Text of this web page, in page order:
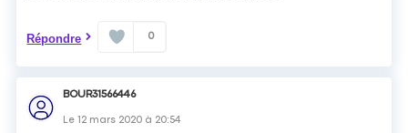
Répondre 0
BOUR31566446
Le12 mars 2020 à 20:54